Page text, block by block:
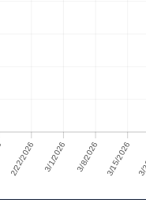
2/22/2026 3/1/2026 3/8/2026 3/15/2026